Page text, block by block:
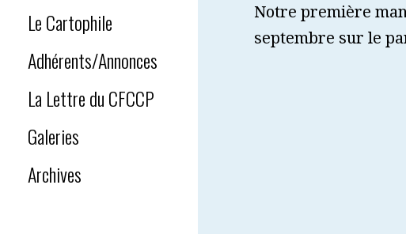
Le Cartophile
Adhérents/Annonces
La Lettre du CFCCP
Galeries
Archives
Notre première
septembre sur le